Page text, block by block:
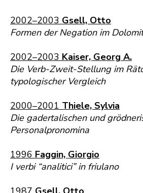
2002–2003 Gsell, Otto
Formen der Negation im
2002–2003 Kaiser, Georg A.
Die Verb-Zweit-Stellung im
typologischer Vergleich
2000–2001 Thiele, Sylvia
Die gadertalischen und
Personalpronomina
1996 Faggin, Giorgio
I verbi “analitici” in friulano